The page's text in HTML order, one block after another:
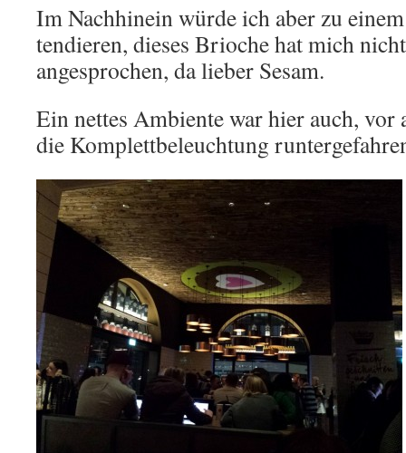
Im Nachhinein würde ich aber zu
tendieren, dieses Brioche hat mich
angesprochen, da lieber Sesam.
Ein nettes Ambiente war hier auch, vor
die Komplettbeleuchtung